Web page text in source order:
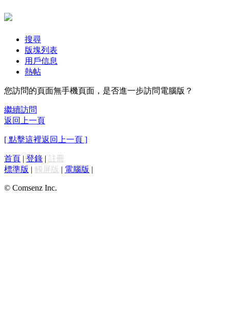
搜尋
版塊列表
用戶信息
熱帖
您訪問的頁面無手機頁面，是否進一步訪問電腦版？
繼續訪問
返回上一頁
[ 點擊這裡返回上一頁 ]
首頁 | 登錄 | 註冊
標準版 | 觸屏版 | 電腦版 |
© Comsenz Inc.